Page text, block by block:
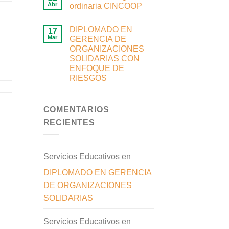
Abr
ordinaria CINCOOP
17
Mar
DIPLOMADO EN
GERENCIA DE
ORGANIZACIONES
SOLIDARIAS CON
ENFOQUE DE
RIESGOS
COMENTARIOS
RECIENTES
Servicios Educativosen
DIPLOMADO EN GERENCIA
DE ORGANIZACIONES
SOLIDARIAS
Servicios Educativosen